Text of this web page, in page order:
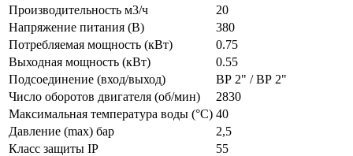
Производительность м3/ч
20
Напряжение питания (В)
380
Потребляемая мощность (кВт)
0.75
Выходная мощность (кВт)
0.55
Подсоединение (вход/выход)
ВР 2" / ВР 2"
Число оборотов двигателя (об/мин)
2830
Максимальная температура воды (°С) 40
Давление (max) бар
2,5
Класс защиты IP
55